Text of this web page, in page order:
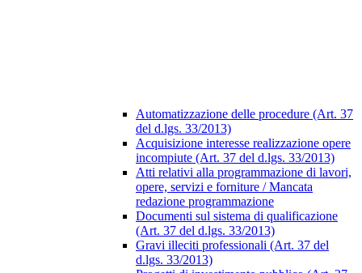
Automatizzazione delle procedure (Art. 37
del d.lgs. 33/2013)
Acquisizione interesse realizzazione opere
incompiute (Art. 37 del d.lgs. 33/2013)
Atti relativi alla programmazione di lavori,
opere, servizi e forniture / Mancata
redazione programmazione
Documenti sul sistema di qualificazione
(Art. 37 del d.lgs. 33/2013)
Gravi illeciti professionali (Art. 37 del
d.lgs. 33/2013)